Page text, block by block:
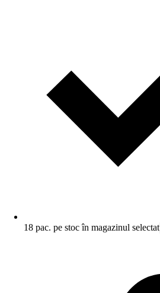
18 pac. pe stoc în magazinul selectat